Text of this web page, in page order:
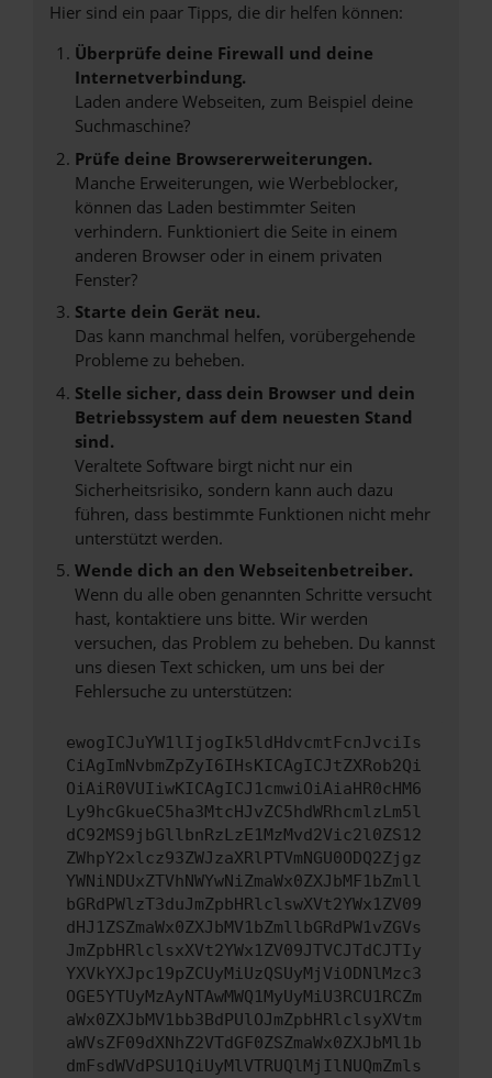
Hier sind ein paar Tipps, die dir helfen können:
Überprüfe deine Firewall und deine
Internetverbindung.
Laden andere Webseiten, zum Beispiel deine
Suchmaschine?
Prüfe deine Browsererweiterungen.
Manche Erweiterungen, wie Werbeblocker,
können das Laden bestimmter Seiten
verhindern. Funktioniert die Seite in einem
anderen Browser oder in einem privaten
Fenster?
Starte dein Gerät neu.
Das kann manchmal helfen, vorübergehende
Probleme zu beheben.
Stelle sicher, dass dein Browser und dein
Betriebssystem auf dem neuesten Stand
sind.
Veraltete Software birgt nicht nur ein
Sicherheitsrisiko, sondern kann auch dazu
führen, dass bestimmte Funktionen nicht mehr
unterstützt werden.
Wende dich an den Webseitenbetreiber.
Wenn du alle oben genannten Schritte versucht
hast, kontaktiere uns bitte. Wir werden
versuchen, das Problem zu beheben. Du kannst
uns diesen Text schicken, um uns bei der
Fehlersuche zu unterstützen:
ewogICJuYW1lIjogIk5ldHdvcmtFcnJvciIs
CiAgImNvbmZpZyI6IHsKICAgICJtZXRob2Qi
OiAiR0VUIiwKICAgICJ1cmwiOiAiaHR0cHM6
Ly9hcGkueC5ha3MtcHJvZC5hdWRhcmlzLm5l
dC92MS9jbGllbnRzLzE1MzMvd2Vic2l0ZS12
ZWhpY2xlcz93ZWJzaXRlPTVmNGU0ODQ2Zjgz
YWNiNDUxZTVhNWYwNiZmaWx0ZXJbMF1bZmll
bGRdPWlzT3duJmZpbHRlclswXVt2YWx1ZV09
dHJ1ZSZmaWx0ZXJbMV1bZmllbGRdPW1vZGVs
JmZpbHRlclsxXVt2YWx1ZV09JTVCJTdCJTIy
YXVkYXJpc19pZCUyMiUzQSUyMjViODNlMzc3
OGE5YTUyMzAyNTAwMWQ1MyUyMiU3RCU1RCZm
aWx0ZXJbMV1bb3BdPUlOJmZpbHRlclsyXVtm
aWVsZF09dXNhZ2VTdGF0ZSZmaWx0ZXJbMl1b
dmFsdWVdPSU1QiUyMlVTRUQlMjIlNUQmZmls